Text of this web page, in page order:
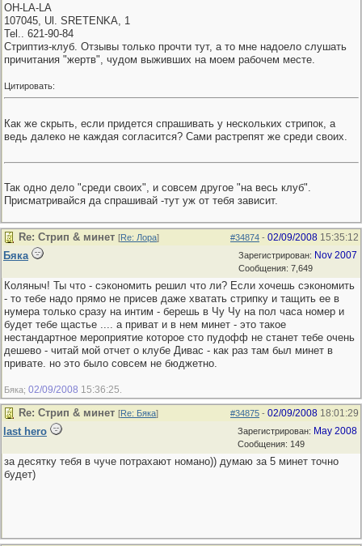
OH-LA-LA
107045, Ul. SRETENKA, 1
Tel.. 621-90-84
Стриптиз-клуб. Отзывы только прочти тут, а то мне надоело слушать
причитания "жертв", чудом выживших на моем рабочем месте.
Цитировать:
Как же скрыть, если придется спрашивать у нескольких стрипок, а
ведь далеко не каждая согласится? Сами растрепят же среди своих.
Так одно дело "среди своих", и совсем другое "на весь клуб".
Присматривайся да спрашивай -тут уж от тебя зависит.
#34874 - 02/09/2008 15:35:12
Re: Стрип & минет [Re: Лора]
Зарегистрирован: Nov 2007
Сообщения: 7,649
Бяка
Коляныч! Ты что - сэкономить решил что ли? Если хочешь сэкономить
- то тебе надо прямо не присев даже хватать стрипку и тащить ее в
нумера только сразу на интим - берешь в Чу Чу на пол часа номер и
будет тебе щастье .... а приват и в нем минет - это такое
нестандартное мероприятие которое сто пудофф не станет тебе очень
дешево - читай мой отчет о клубе Дивас - как раз там был минет в
привате. но это было совсем не бюджетно.
Бяка; 02/09/2008 15:36:25
#34875 - 02/09/2008 18:01:29
Re: Стрип & минет [Re: Бяка]
Зарегистрирован: May 2008
Сообщения: 149
last hero
за десятку тебя в чуче потрахают номано)) думаю за 5 минет точно
будет)